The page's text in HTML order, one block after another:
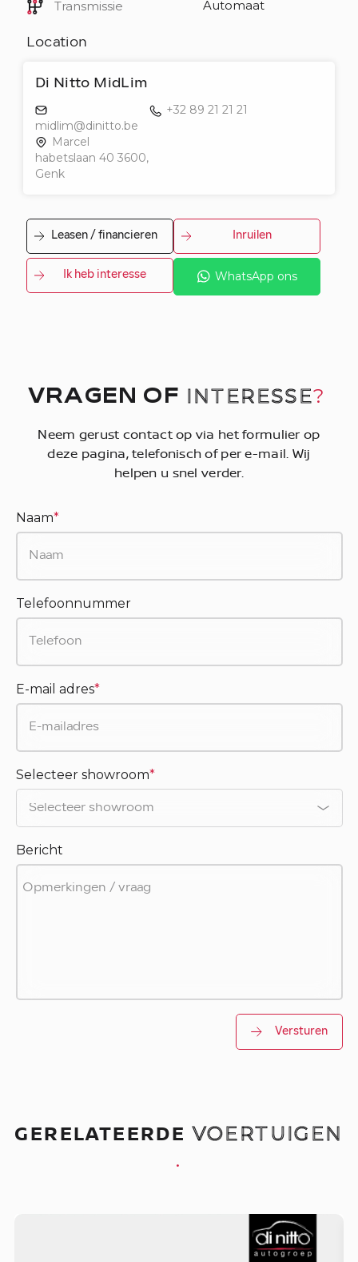
Transmissie Automaat
Location
Di Nitto MidLim
midlim@dinitto.be
+32 89 21 21 21
Marcel
habetslaan 40 3600,
Genk
Leasen / financieren Inruilen
Ik heb interesse WhatsApp ons
VRAGEN OF INTERESSE?
Neem gerust contact op via het formulier op
deze pagina, telefonisch of per e-mail. Wij
helpen u snel verder.
Naam*
Telefoonnummer
E-mail adres*
Selecteer showroom*
Bericht
Versturen
GERELATEERDEVOERTUIGEN
.